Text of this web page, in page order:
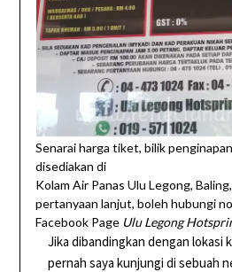
Senarai harga tiket, bilik
disediakan di
Kolam Air Panas Ulu Legong,
pertanyaan lanjut, boleh hubungi
Facebook Page Ulu Legong
Jika dibandingkan dengan lokasi
pernah saya kunjungi di sebuah